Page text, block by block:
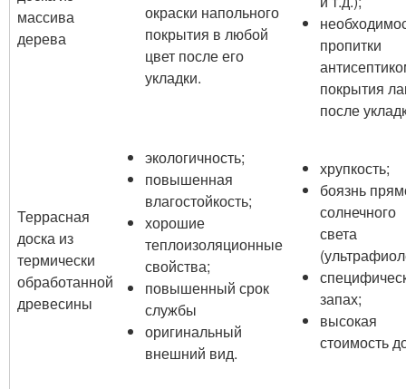
массива
дерева
окраски напольного
покрытия в любой
цвет после его
укладки.
пропитки
покрытия
после
Террасная
доска из
термически
обработанной
древесины
экологичность;
повышенная
влагостойкость;
хорошие
теплоизоляционные
свойства;
повышенный срок
службы
оригинальный
внешний вид.
хрупкость;
боязнь
солнечного
света
запах;
высокая
стоимость